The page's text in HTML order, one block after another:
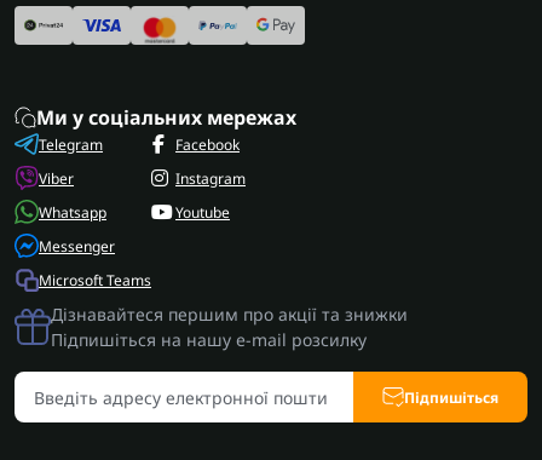
Ми у соціальних мережах
Telegram
Viber
Whatsapp
Messenger
Microsoft Teams
Facebook
Instagram
Youtube
Дізнавайтеся першим про акції та знижки
Підпишіться на нашу e-mail розсилку
Підпишіться